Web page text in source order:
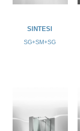
SINTESI
SG+SM+SG